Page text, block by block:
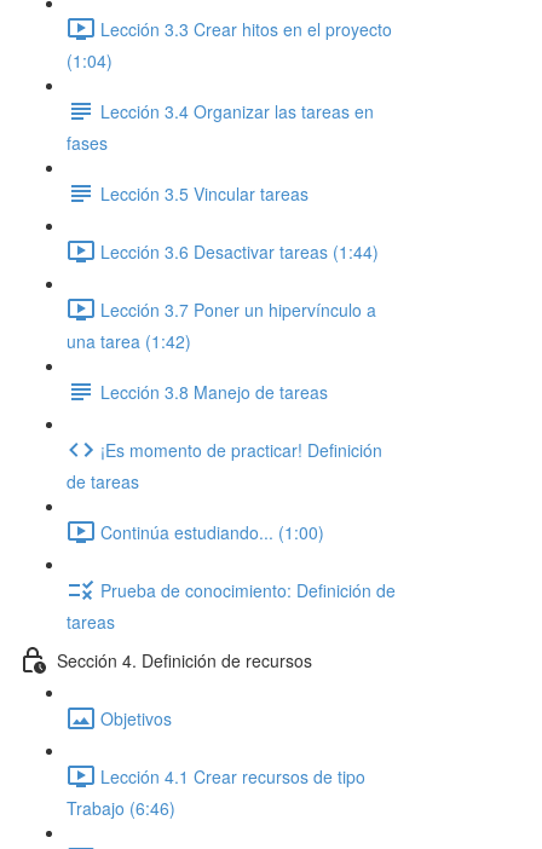
Lección 3.3 Crear hitos en el proyecto
(1:04)
Lección 3.4 Organizar las tareas en
fases
Lección 3.5 Vincular tareas
Lección 3.6 Desactivar tareas (1:44)
Lección 3.7 Poner un hipervínculo a
una tarea (1:42)
Lección 3.8 Manejo de tareas
¡Es momento de practicar! Definición
de tareas
Continúa estudiando... (1:00)
Prueba de conocimiento: Definición de
tareas
Sección 4. Definición de recursos
Objetivos
Lección 4.1 Crear recursos de tipo
Trabajo (6:46)